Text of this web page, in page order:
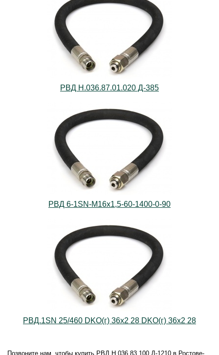
РВД Н.036.87.01.020 Д-385
РВД 6-1SN-M16х1,5-60-1400-0-90
РВД.1SN 25/460 DKO(г) 36х2 28 DKO(г) 36х2 28
Позвоните нам, чтобы купить РВД Н.036.83.100 Д-1210 в Ростове-